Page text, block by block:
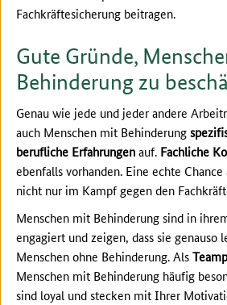
Fachkräftesicherung beitragen.
Gute Gründe,
Behinderung zu
Genau wie jede und jeder andere
auch Menschen mit Behinderung
berufliche Erfahrungenauf. Fachliche
ebenfalls vorhanden. Eine echte
nicht nur im Kampf gegen den
Menschen mit Behinderung sind in
engagiert und zeigen, dass sie genauso
Menschen ohne Behinderung. Als
Menschen mit Behinderung häufig
sind loyal und stecken mit Ihrer